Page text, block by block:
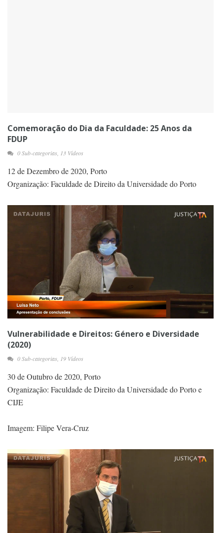
Comemoração do Dia da Faculdade: 25 Anos da
FDUP
0 Sub-categorias, 13 Vídeos
12 de Dezembro de 2020, Porto
Organização: Faculdade de Direito da Universidade do Porto
Vulnerabilidade e Direitos: Género e Diversidade
(2020)
0 Sub-categorias, 19 Vídeos
30 de Outubro de 2020, Porto
Organização: Faculdade de Direito da Universidade do Porto e
CIJE
Imagem: Filipe Vera-Cruz